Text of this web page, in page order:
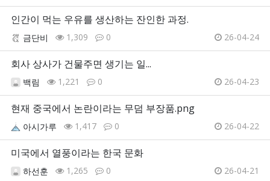
인간이 먹는 우유를 생산하는 잔인한 과정.
금단비 1,309 0 26-04-24
회사 상사가 건물주면 생기는 일...
백림 1,221 0 26-04-23
현재 중국에서 논란이라는 무덤 부장품.png
아시가루 1,417 0 26-04-22
미국에서 열풍이라는 한국 문화
하선훈 1,265 0 26-04-21